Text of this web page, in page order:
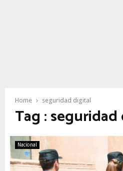
Home seguridad digital
Tag :
Nacional